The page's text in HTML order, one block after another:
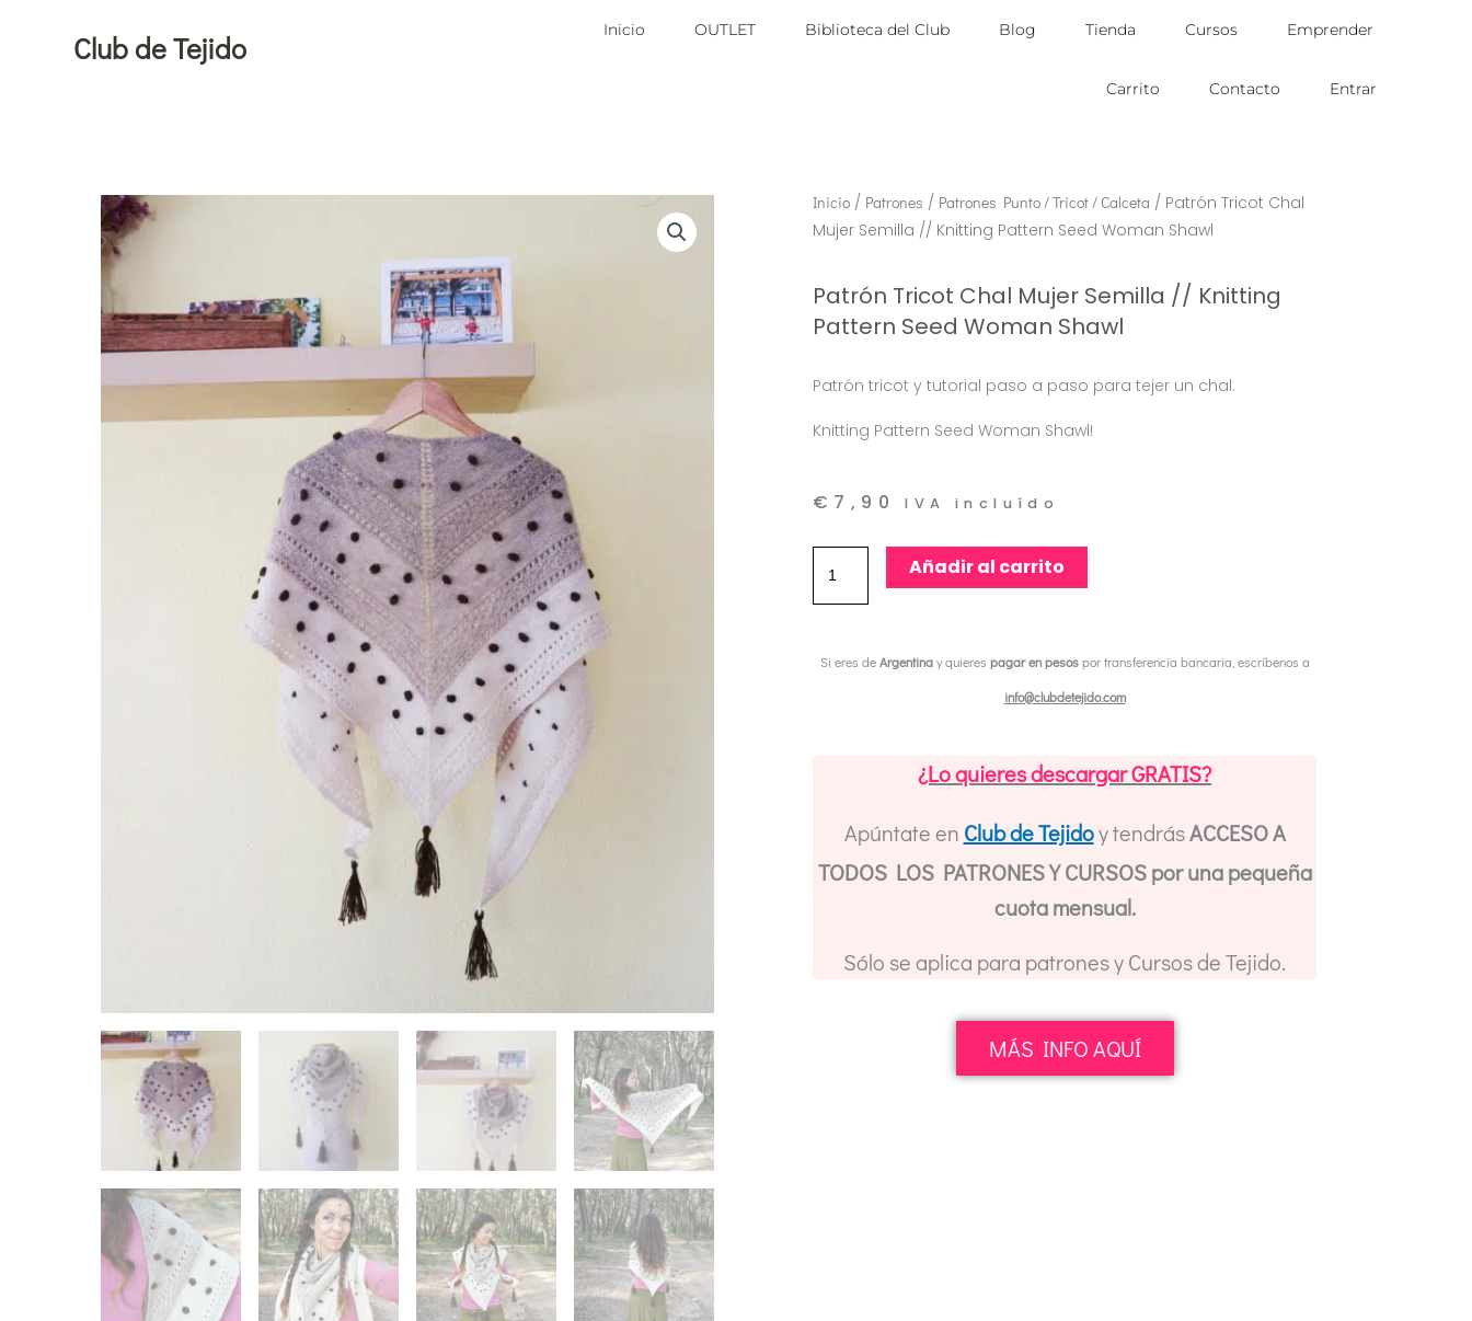
Club de Tejido
Inicio OUTLET Biblioteca del Club Blog Tienda Cursos Emprender
Carrito Contacto Entrar
Inicio / Patrones / Patrones Punto / Tricot / Calceta / Patrón Tricot Chal
Mujer Semilla // Knitting Pattern Seed Woman Shawl
Patrón Tricot Chal Mujer Semilla // Knitting
Pattern Seed Woman Shawl
Patrón tricot y tutorial paso a paso para tejer un chal.
Knitting Pattern Seed Woman Shawl!
€ 7,90 IVA incluído
Mujer
Seed
Woman
Añadir al carrito
Si eres deArgentinay quieres pagar en pesospor transferencia bancaria, escríbenos a
info@clubdetejido.com
¿Lo quieres descargar GRATIS?
Apúntate en Club de Tejidoy tendrásACCESO A
TODOS LOS PATRONES Y CURSOS por una pequeña
cuota mensual.
Sólo se aplica para patrones y Cursos de Tejido.
MÁS INFO AQUÍ